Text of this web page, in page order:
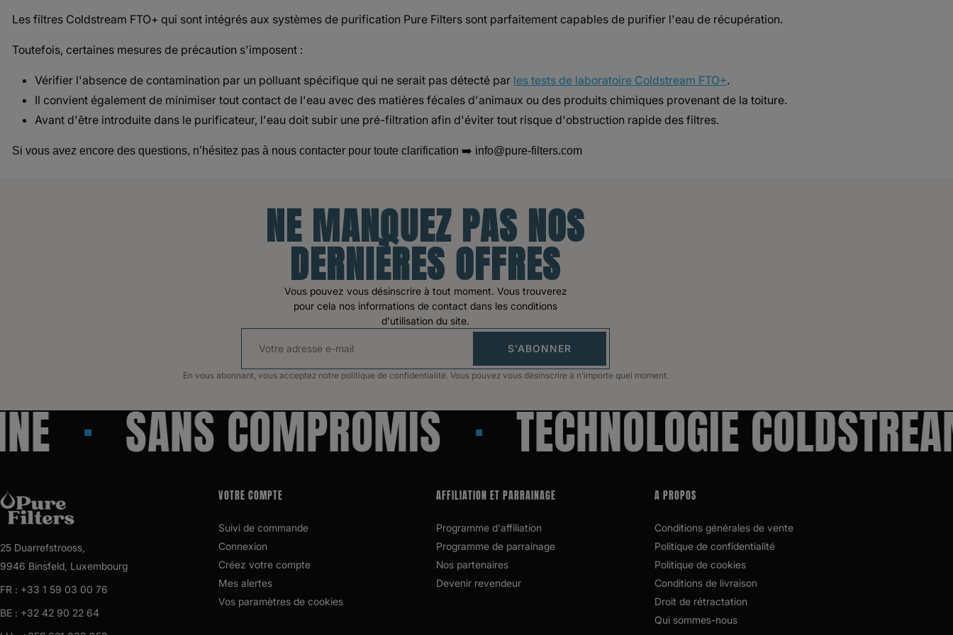
Les filtres Coldstream FTO+ qui sont intégrés aux systèmes de purification Pure Filters sont parfaitement capables de purifier l'eau de récupération.
Toutefois, certaines mesures de précaution s'imposent :
Vérifier l'absence de contamination par un polluant spécifique qui ne serait pas détecté par les tests de laboratoire Coldstream FTO+.
Il convient également de minimiser tout contact de l'eau avec des matières fécales d'animaux ou des produits chimiques provenant de la toiture.
Avant d'être introduite dans le purificateur, l'eau doit subir une pré-filtration afin d'éviter tout risque d'obstruction rapide des filtres.
Si vous avez encore des questions, n’hésitez pas à nous contacter pour toute clarification ➡️ info@pure-filters.com
NE MANQUEZ PAS NOS
DERNIÈRES OFFRES
Vous pouvez vous désinscrire à tout moment. Vous trouverez
pour cela nos informations de contact dans les conditions
d'utilisation du site.
S'ABONNER
En vous abonnant, vous acceptez notre politique de confidentialité. Vous pouvez vous désinscrire à n'importe quel moment.
SANS COMPROMIS TECHNOLOGIE COLDSTREAM
25 Duarrefstrooss,
9946 Binsfeld, Luxembourg
FR : +33 1 59 03 00 76
BE : +32 42 90 22 64
VOTRE COMPTE
Suivi de commande
Connexion
Créez votre compte
Mes alertes
Vos paramètres de cookies
AFFILIATION ET PARRAINAGE
Programme d'affiliation
Programme de parrainage
Nos partenaires
Devenir revendeur
A PROPOS
Conditions générales de vente
Politique de confidentialité
Politique de cookies
Conditions de livraison
Droit de rétractation
Qui sommes-nous